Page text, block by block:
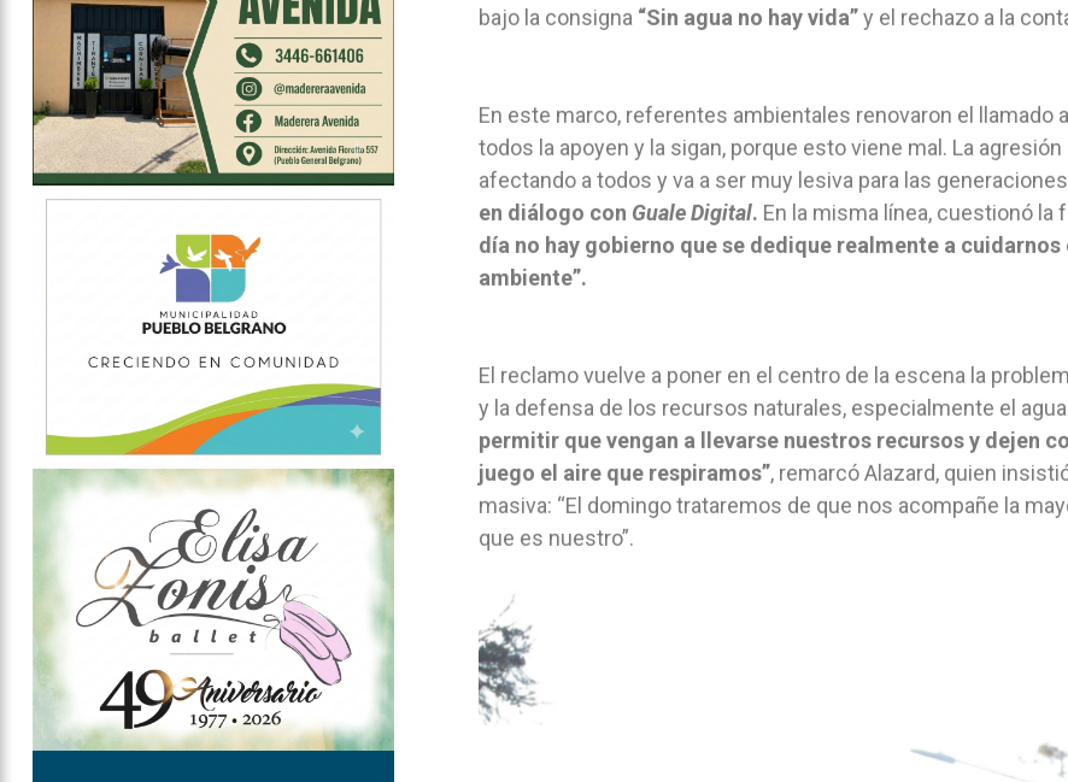
bajo la consigna “Sin agua no hay vida”y el rechazo a la
En este marco, referentes ambientales renovaron el llamado
todos la apoyen y la sigan, porque esto viene mal. La
afectando a todos y va a ser muy lesiva para las
en diálogo con Guale Digital. En la misma línea, cuestionó
día no hay gobierno que se dedique realmente a
ambiente”.
El reclamo vuelve a poner en el centro de la escena la
y la defensa de los recursos naturales, especialmente el
permitir que vengan a llevarse nuestros recursos y dejen
juego el aire que respiramos”, remarcó Alazard, quien
masiva: “El domingo trataremos de que nos acompañe la
que es nuestro”.